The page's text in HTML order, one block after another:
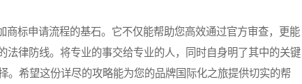
标申请流程的基石。它不仅能帮助您高效通过官方审查，更能
法律防线。将专业的事交给专业的人，同时自身明了其中的关键
。希望这份详尽的攻略能为您的品牌国际化之旅提供切实的帮